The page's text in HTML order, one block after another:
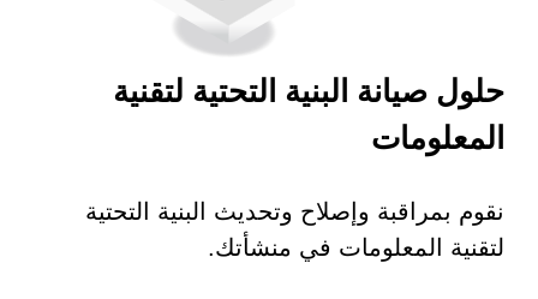
حلول صيانة البنية التحتية لتقنية
المعلومات
نقوم بمراقبة وإصلاح وتحديث البنية التحتية
لتقنية المعلومات في منشأتك.